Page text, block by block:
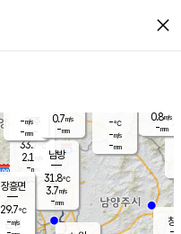
close
양주
33.7℃
2.1
-mm
-℃
-m/s
-mm
창
0.8m/s
-mm
은평
남방
31.8℃
3.7m/s
-mm
장흥면
29.7℃
-m/s
-m/s
-mm
0.7m/s
-mm